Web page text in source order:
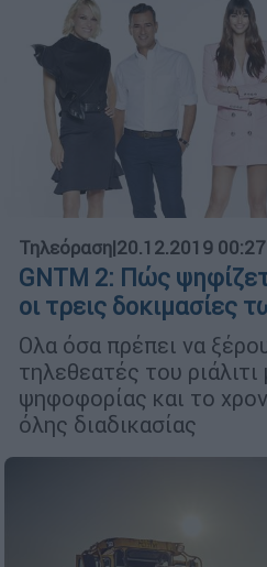
Τηλεόραση|20.12.2019 00:27
GNTM 2: Πώς
οι τρεις δοκιμασίες
Ολα όσα πρέπει να
τηλεθεατές του
ψηφοφορίας και το
όλης διαδικασίας